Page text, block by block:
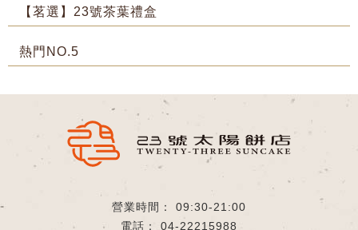
【茗選】23號茶葉禮盒
熱門NO.5
09:30-21:00
04-22215988